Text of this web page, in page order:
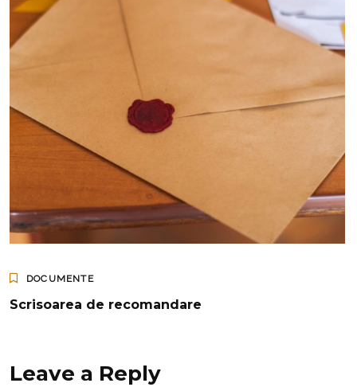
DOCUMENTE
Scrisoarea de recomandare
Leave a Reply